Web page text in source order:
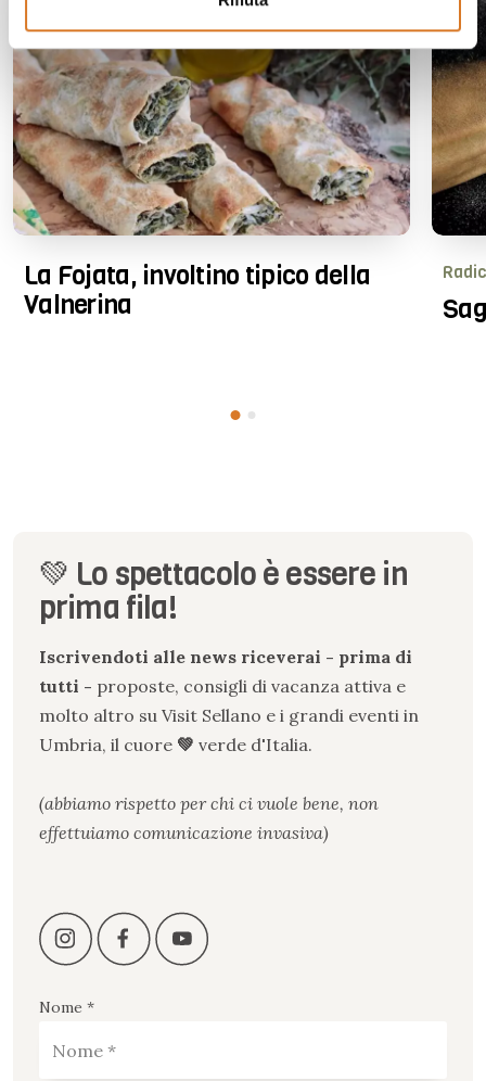
La Fojata, involtino tipico della
Valnerina
💚 Lo spettacolo è essere in
prima fila!
Iscrivendoti alle news riceverai - prima di
tutti - proposte, consigli di vacanza attiva e
molto altro su Visit Sellano e i grandi eventi in
Umbria, il cuore 💚 verde d'Italia.
(abbiamo rispetto per chi ci vuole bene, non
effettuiamo comunicazione invasiva)
Nome *